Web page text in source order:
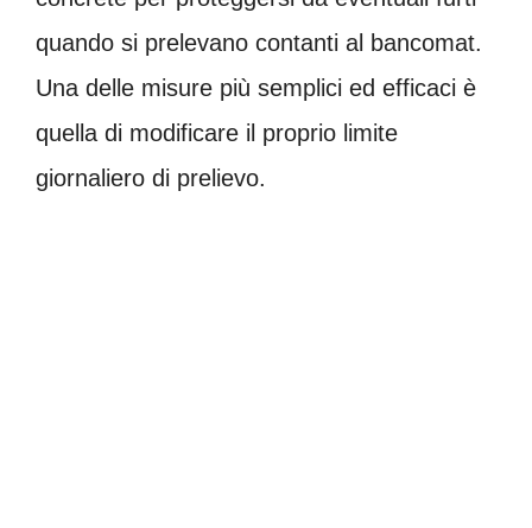
quando si prelevano contanti al bancomat.
Una delle misure più semplici ed efficaci è
quella di modificare il proprio limite
giornaliero di prelievo.